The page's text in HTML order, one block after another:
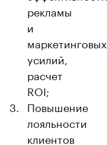
рекламы
и
маркетинговых
усилий,
расчет
ROI;
Повышение
лояльности
клиентов